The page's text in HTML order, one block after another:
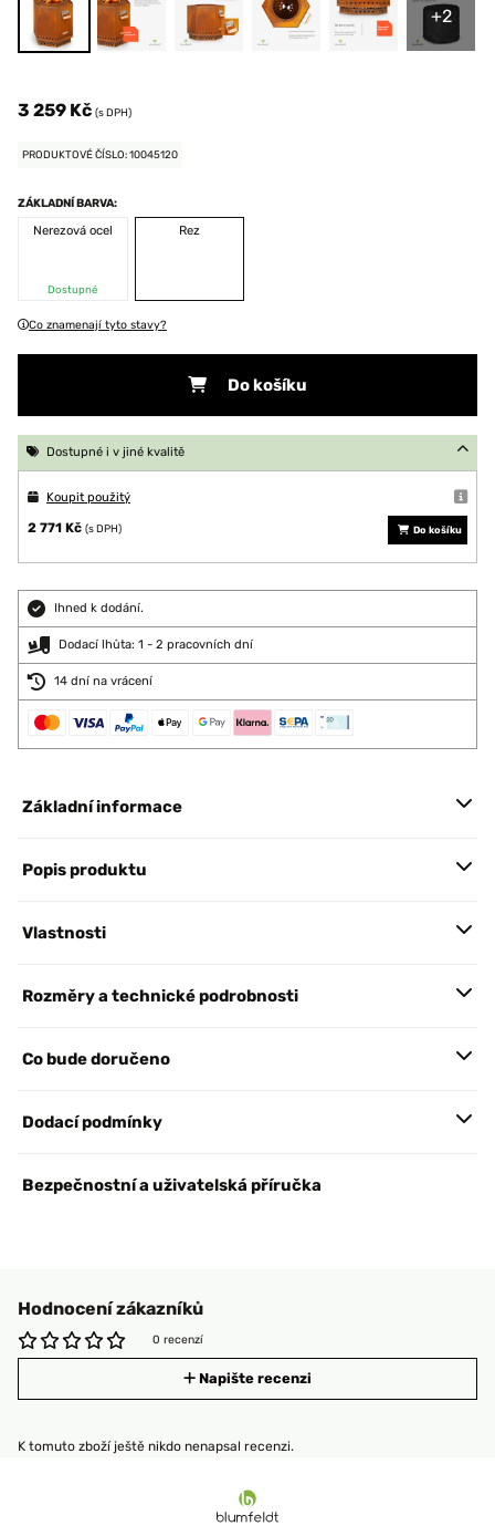
+2
3 259 Kč (s DPH)
PRODUKTOVÉ ČÍSLO: 10045120
ZÁKLADNÍ BARVA:
Nerezová ocel
Dostupné
Rez
Co znamenají tyto stavy?
Do košíku
Dostupné i v jiné kvalitě
Koupit použitý
2 771 Kč (s DPH) Do košíku
Ihned k dodání.
Dodací lhůta: 1 - 2 pracovních dní
14 dní na vrácení
Základní informace
Popis produktu
Vlastnosti
Rozměry a technické podrobnosti
Co bude doručeno
Dodací podmínky
Bezpečnostní a uživatelská příručka
Hodnocení zákazníků
0 recenzí
Napište recenzi
K tomuto zboží ještě nikdo nenapsal recenzi.